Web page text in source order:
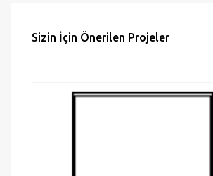
Sizin İçin Önerilen Projeler